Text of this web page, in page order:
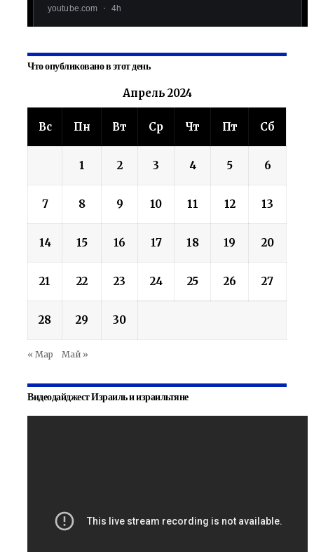
Что опубликовано в этот день
Апрель 2024
Вс Пн Вт Ср Чт Пт Сб
1 2 3 4 5 6
7 8 9 10 11 12 13
14 15 16 17 18 19 20
21 22 23 24 25 26 27
28 29 30
« Мар Май »
Видеодайджест Израиль и израильтяне